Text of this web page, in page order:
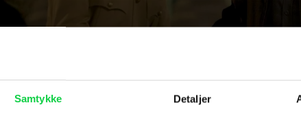
Samtykke Detaljer